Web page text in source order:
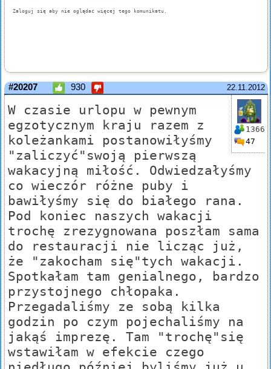
22.11.2012
#20207 930
1366
47
W czasie urlopu w pewnym
egzotycznym kraju razem z
koleżankami postanowiłyśmy
"zaliczyć"swoją pierwszą
wakacyjną miłość. Odwiedzałyśmy
co wieczór różne puby i
bawiłyśmy się do białego rana.
Pod koniec naszych wakacji
trochę zrezygnowana poszłam sama
do restauracji nie licząc już,
że "zakocham się"tych wakacji.
Spotkałam tam genialnego, bardzo
przystojnego chłopaka.
Przegadaliśmy ze sobą kilka
godzin po czym pojechaliśmy na
jakąś imprezę. Tam "trochę"się
wstawiłam w efekcie czego